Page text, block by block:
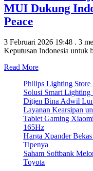
MUI Dukung
Peace
3 Februari 2026 19:48 . 3
Keputusan Indonesia
Read More
Philips Lighting Store
Solusi Smart
Ditjen Bina Adwil
Layanan Kearsipan
Tablet Gaming
165Hz
Harga Xpander
Tipenya
Saham Softbank
Toyota